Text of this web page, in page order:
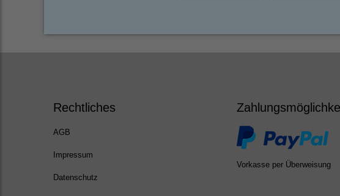
Rechtliches
AGB
Impressum
Datenschutz
Vorkasse per Überweisung